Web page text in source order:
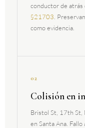
conductor de atrás
§21703.
como evidencia.
02
Colisión en
Bristol St, 17th St,
en Santa Ana.